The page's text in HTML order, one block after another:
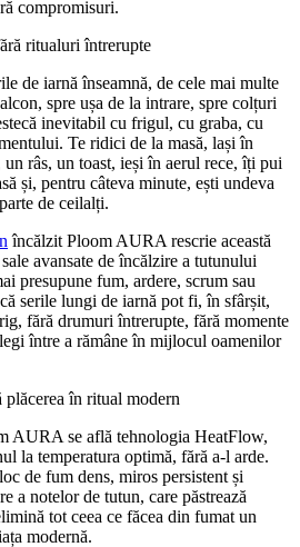
compromisuri.
ritualuri întrerupte
de iarnă înseamnă, de cele mai multe
spre ușa de la intrare, spre colțuri
inevitabil cu frigul, cu graba, cu
Te ridici de la masă, lași în
râs, un toast, ieși în aerul rece, îți pui
și, pentru câteva minute, ești undeva
de ceilalți.
încălzit Ploom AURA rescrie această
avansate de încălzire a tutunului
presupune fum, ardere, scrum sau
serile lungi de iarnă pot fi, în sfârșit,
fără drumuri întrerupte, fără momente
între a rămâne în mijlocul oamenilor
în ritual modern
AURA se află tehnologia HeatFlow,
la temperatura optimă, fără a-l arde.
de fum dens, miros persistent și
a notelor de tutun, care păstrează
tot ceea ce făcea din fumat un
modernă.